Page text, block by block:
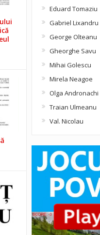
Eduard Tomaziu
Gabriel Lixandru
George Olteanu
Gheorghe Savu
Mihai Golescu
Mirela Neagoe
Olga Andronachi
Traian Ulmeanu
Val. Nicolau